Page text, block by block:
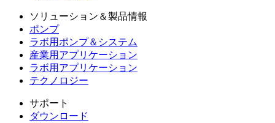
ソリューション＆製品情報
ポンプ
ラボ用ポンプ＆システム
産業用アプリケーション
ラボ用アプリケーション
テクノロジー
サポート
ダウンロード